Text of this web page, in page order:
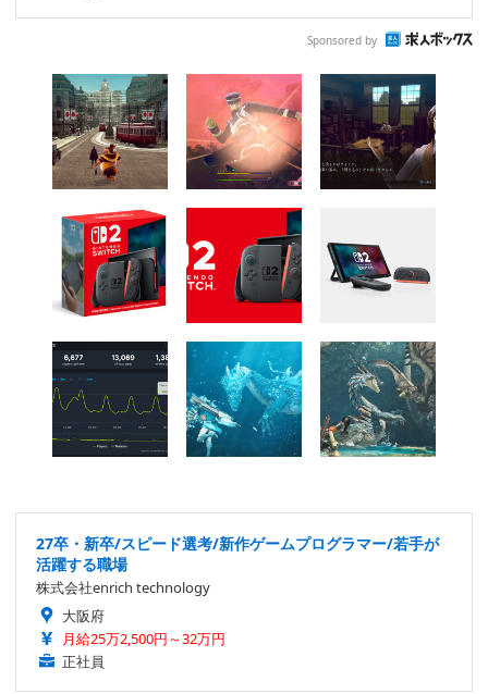
Sponsored by
27卒・新卒/スピード選考/新作ゲームプログラマー/若手が
活躍する職場
株式会社enrich technology
大阪府
月給25万2,500円～32万円
正社員